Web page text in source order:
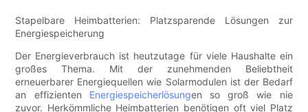
Stapelbare Heimbatterien: Platzsparende Lösungen zur
Energiespeicherung
Der Energieverbrauch ist heutzutage für viele Haushalte ein
großes Thema. Mit der zunehmenden Beliebtheit
erneuerbarer Energiequellen wie Solarmodulen ist der Bedarf
an effizienten Energiespeicherlösungen so groß wie nie
zuvor. Herkömmliche Heimbatterien benötigen oft viel Platz